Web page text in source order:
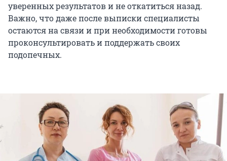
уверенных результатов и не откатиться назад.
Важно, что даже после выписки специалисты
остаются на связи и при необходимости готовы
проконсультировать и поддержать своих
подопечных.